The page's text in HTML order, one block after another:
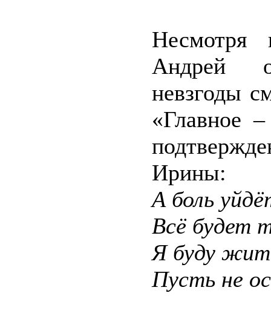
Андрей
невзгоды
«Главное
Ирины:
А боль
Всё будет
Я буду
Пусть не